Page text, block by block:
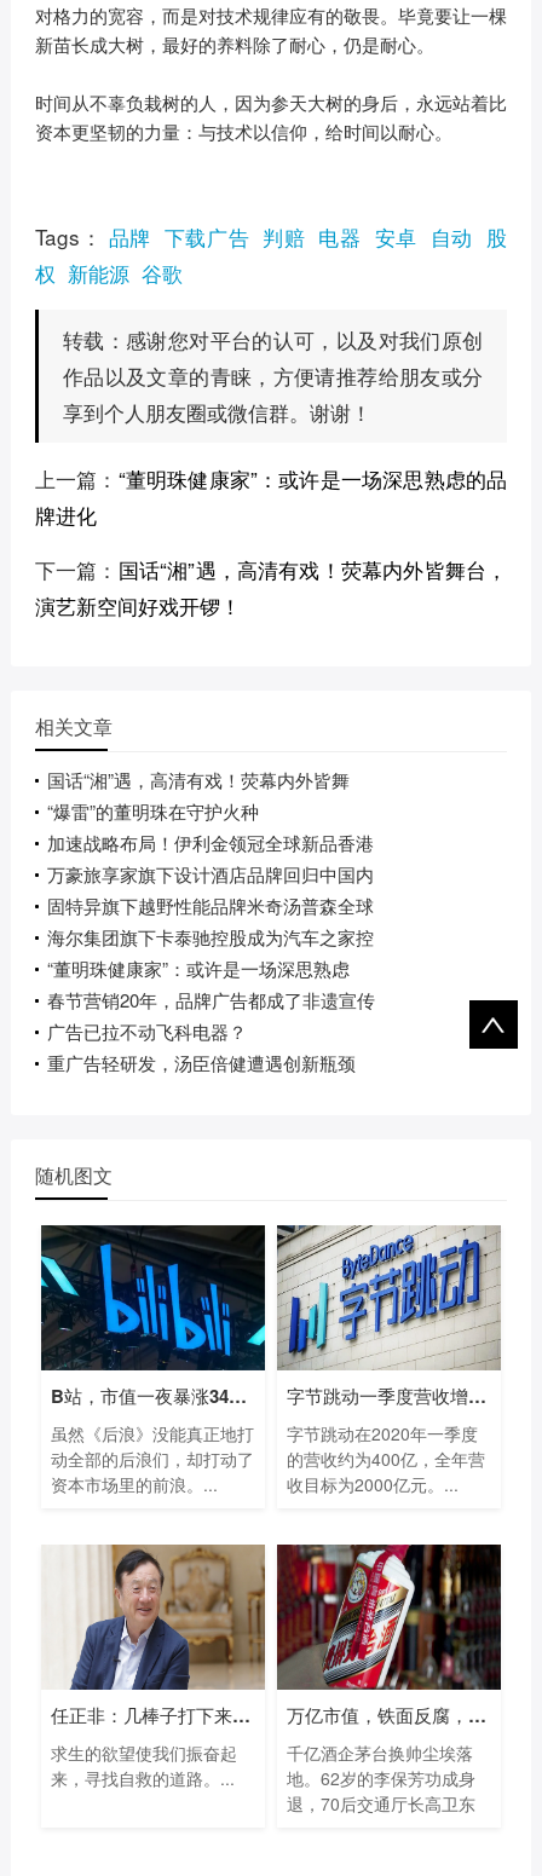
对格力的宽容，而是对技术规律应有的敬畏。毕竟要让一棵
新苗长成大树，最好的养料除了耐心，仍是耐心。
时间从不辜负栽树的人，因为参天大树的身后，永远站着比
资本更坚韧的力量：与技术以信仰，给时间以耐心。
Tags： 品牌 下载广告 判赔 电器 安卓 自动 股
权 新能源 谷歌
转载： 感谢您对平台的认可，以及对我们原创
作品以及文章的青睐，方便请推荐给朋友或分
享到个人朋友圈或微信群。谢谢！
上一篇： “董明珠健康家”：或许是一场深思熟虑的品
牌进化
下一篇： 国话“湘”遇，高清有戏！荧幕内外皆舞台，
演艺新空间好戏开锣！
相关文章
国话“湘”遇，高清有戏！荧幕内外皆舞
“爆雷”的董明珠在守护火种
加速战略布局！伊利金领冠全球新品香港
万豪旅享家旗下设计酒店品牌回归中国内
固特异旗下越野性能品牌米奇汤普森全球
海尔集团旗下卡泰驰控股成为汽车之家控
“董明珠健康家”：或许是一场深思熟虑
春节营销20年，品牌广告都成了非遗宣传
广告已拉不动飞科电器？
重广告轻研发，汤臣倍健遭遇创新瓶颈
随机图文
B站，市值一夜暴涨34亿！
虽然《后浪》没能真正地打
动全部的后浪们，却打动了
资本市场里的前浪。...
字节跳动一季度营收增长130% 全年营收目
字节跳动在2020年一季度
的营收约为400亿，全年营
收目标为2000亿元。...
任正非：几棒子打下来，我们明白美国一
求生的欲望使我们振奋起
来，寻找自救的道路。...
万亿市值，铁面反腐，强力控价！李保芳
千亿酒企茅台换帅尘埃落
地。62岁的李保芳功成身
退，70后交通厅长高卫东